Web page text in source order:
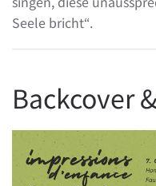
Seele bricht“.
Backcover